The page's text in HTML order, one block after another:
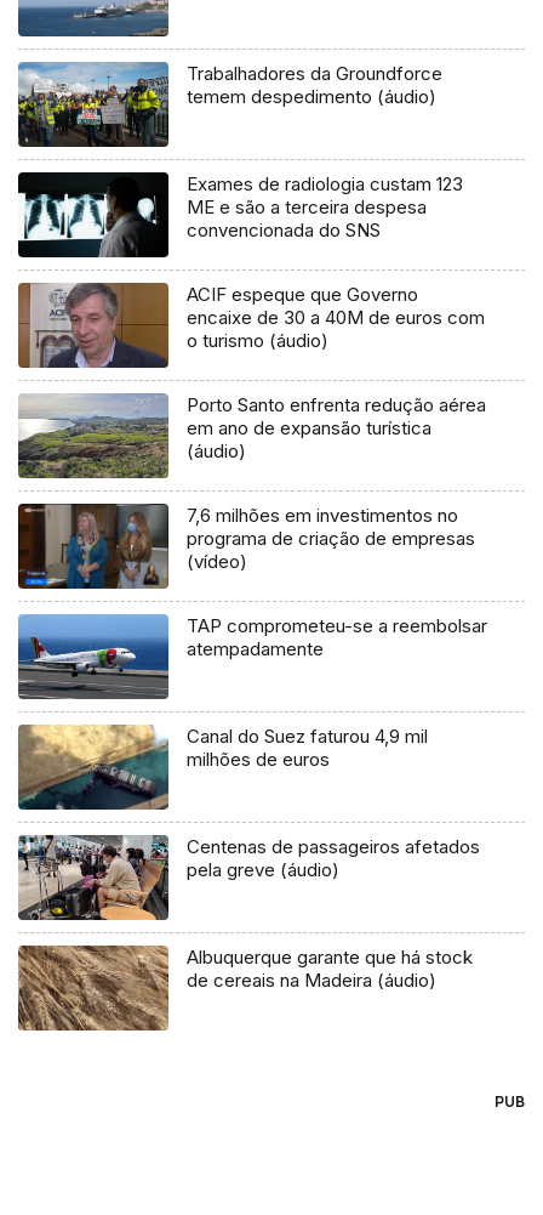
Trabalhadores da Groundforce
temem despedimento (áudio)
Exames de radiologia custam 123
ME e são a terceira despesa
convencionada do SNS
ACIF espeque que Governo
encaixe de 30 a 40M de euros com
o turismo (áudio)
Porto Santo enfrenta redução aérea
em ano de expansão turística
(áudio)
7,6 milhões em investimentos no
programa de criação de empresas
(vídeo)
TAP comprometeu-se a reembolsar
atempadamente
Canal do Suez faturou 4,9 mil
milhões de euros
Centenas de passageiros afetados
pela greve (áudio)
Albuquerque garante que há stock
de cereais na Madeira (áudio)
PUB